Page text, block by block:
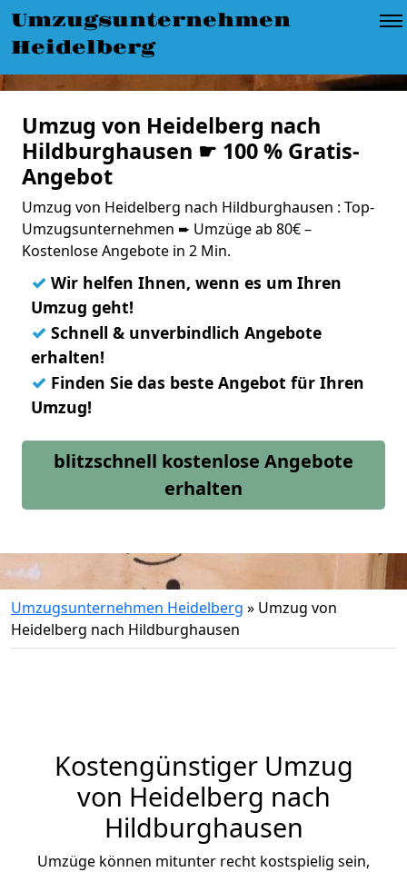
Umzugsunternehmen
Heidelberg
Umzug von Heidelberg nach
Hildburghausen ☛ 100 % Gratis-
Angebot
Umzug von Heidelberg nach Hildburghausen : Top-
Umzugsunternehmen ➨ Umzüge ab 80€ –
Kostenlose Angebote in 2 Min.
✓ Wir helfen Ihnen, wenn es um Ihren
Umzug geht!
✓ Schnell & unverbindlich Angebote
erhalten!
✓ Finden Sie das beste Angebot für Ihren
Umzug!
blitzschnell kostenlose Angebote
erhalten
Umzugsunternehmen Heidelberg » Umzug von
Heidelberg nach Hildburghausen
Kostengünstiger Umzug
von Heidelberg nach
Hildburghausen
Umzüge können mitunter recht kostspielig sein,